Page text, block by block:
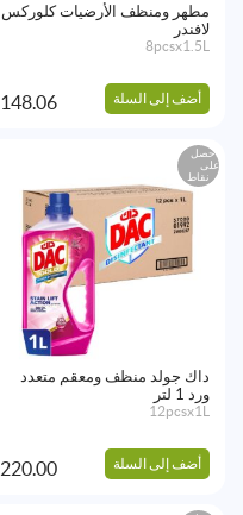
مطهر ومنظف الأرضيات كلوركس
لافندر
8pcsx1.5L
أضف إلى السلة 148.06
احصل
على
نقاط
داك جولد منظف ومعقم متعدد
ورد 1 لتر
12pcsx1L
أضف إلى السلة 220.00